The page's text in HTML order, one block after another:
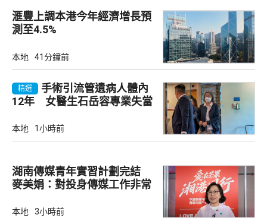
滙豐上調本港今年經濟增長預
測至4.5%
本地 41分鐘前
精選
手術引流管遺病人體內
12年 女醫生石岳容專業失當
本地 1小時前
湖南傳媒青年實習計劃完結
麥美娟：對投身傳媒工作非常
本地 3小時前